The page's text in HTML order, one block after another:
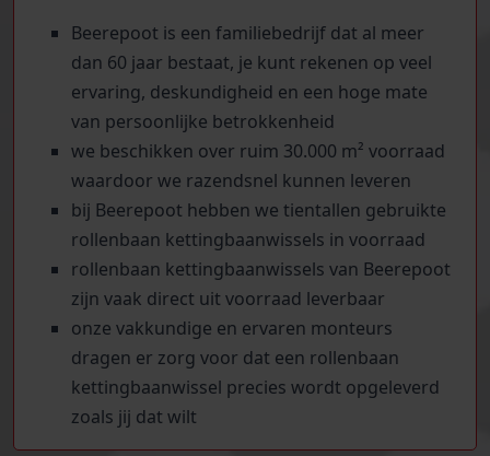
Beerepoot is een familiebedrijf dat al meer
dan 60 jaar bestaat, je kunt rekenen op veel
ervaring, deskundigheid en een hoge mate
van persoonlijke betrokkenheid
we beschikken over ruim 30.000 m² voorraad
waardoor we razendsnel kunnen leveren
bij Beerepoot hebben we tientallen gebruikte
rollenbaan kettingbaanwissels in voorraad
rollenbaan kettingbaanwissels van Beerepoot
zijn vaak direct uit voorraad leverbaar
onze vakkundige en ervaren monteurs
dragen er zorg voor dat een rollenbaan
kettingbaanwissel precies wordt opgeleverd
zoals jij dat wilt